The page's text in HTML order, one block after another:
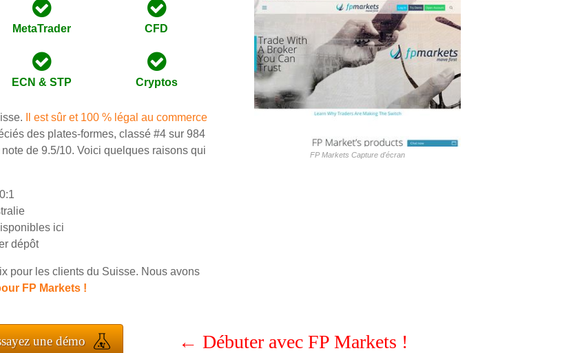
FP Markets Capture d'écran
MetaTrader CFD
ECN & STP Cryptos
Il est sûr et 100 % légal au commerce
des plates-formes, classé #4 sur 984
de 9.5/10. Voici quelques raisons qui
ici
dépôt
pour les clients du Suisse. Nous avons
FP Markets !
une démo ←Débuter avec FP Markets !